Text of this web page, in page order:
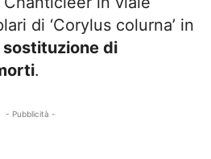
di ‘Corylus colurna’ in
sostituzione di
.
- Pubblicità -